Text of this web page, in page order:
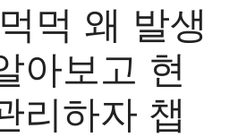
먹 왜 발생
아보고 현
리하자 챕